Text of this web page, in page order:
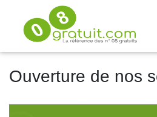
Ouverture de nos